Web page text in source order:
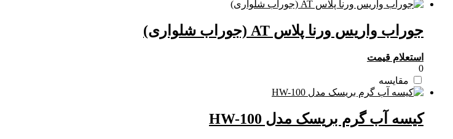
جوراب واریس ورنا پلاس AT (جوراب شلواری)
استعلام قیمت
0
مقایسه
کیسه آب گرم بریسک مدل HW-100